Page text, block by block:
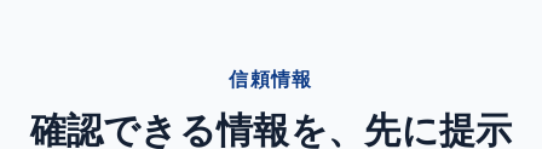
信頼情報
確認できる情報を、先に提示